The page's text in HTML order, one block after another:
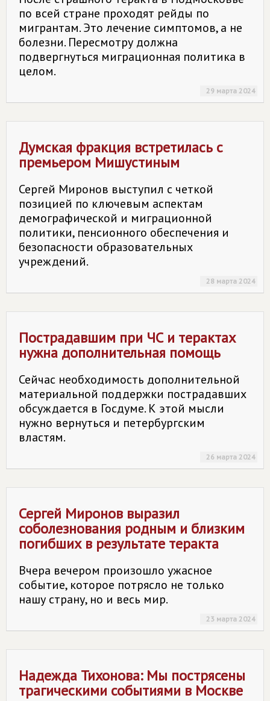
по всей стране проходят рейды по
мигрантам. Это лечение симптомов, а не
болезни. Пересмотру должна
подвергнуться миграционная политика в
целом.
29 марта 2024
Думская фракция встретилась с
премьером Мишустиным
Сергей Миронов выступил с четкой
позицией по ключевым аспектам
демографической и миграционной
политики, пенсионного обеспечения и
безопасности образовательных
учреждений.
28 марта 2024
Пострадавшим при ЧС и терактах
нужна дополнительная помощь
Сейчас необходимость дополнительной
материальной поддержки пострадавших
обсуждается в Госдуме. К этой мысли
нужно вернуться и петербургским
властям.
26 марта 2024
Сергей Миронов выразил
соболезнования родным и близким
погибших в результате теракта
Вчера вечером произошло ужасное
событие, которое потрясло не только
нашу страну, но и весь мир.
23 марта 2024
Надежда Тихонова: Мы пострясены
трагическими событиями в Москве